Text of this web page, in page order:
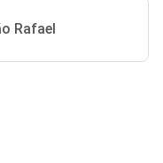
Rafael